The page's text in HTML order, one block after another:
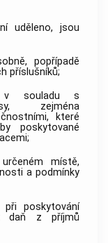
uděleno, jsou
popřípadě
příslušníků;
v souladu s
zejména
které
poskytované
místě,
a podmínky
poskytování
daň z příjmů